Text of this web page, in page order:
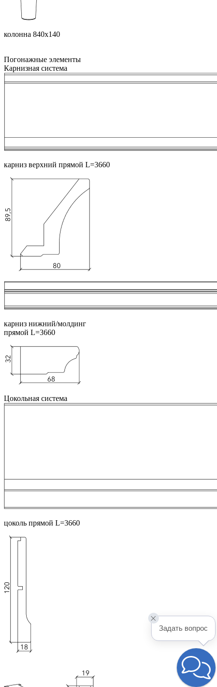
колонна 840х140
Погонажные элементы
Карнизная система
карниз верхний прямой L=3660
карниз нижний/молдинг
прямой L=3660
Цокольная система
цоколь прямой L=3660
Задать вопрос